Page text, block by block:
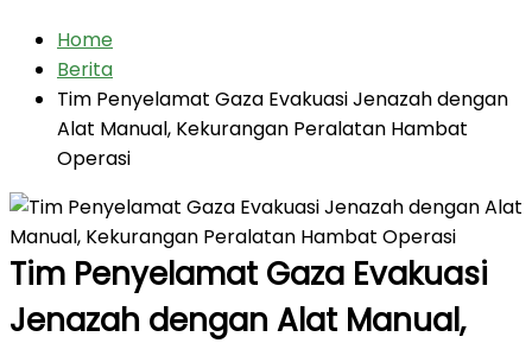
Home
Berita
Tim Penyelamat Gaza Evakuasi Jenazah dengan
Alat Manual, Kekurangan Peralatan Hambat
Operasi
Tim Penyelamat Gaza Evakuasi
Jenazah dengan Alat Manual,